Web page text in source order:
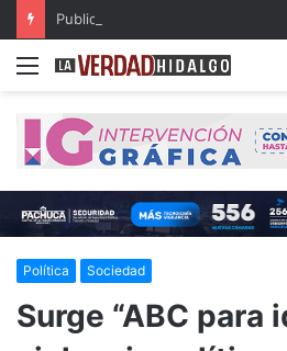
Menu
Política Sociedad
Surge “ABC para